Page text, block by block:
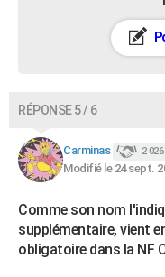
RÉPONSE 5 / 6
Carminas 2 026
Modifié le 24 sept.
Comme son nom
supplémentaire, vient
obligatoire dans la NF